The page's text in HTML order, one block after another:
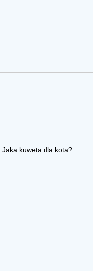
Jaka kuweta dla kota?